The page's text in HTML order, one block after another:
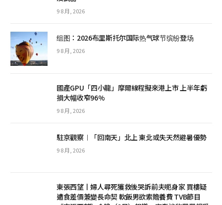
9 8 月, 2026
组图：2026布里斯托尔国际热气球节缤纷登场
9 8 月, 2026
國產GPU「四小龍」摩爾線程擬來港上市 上半年虧
損大幅收窄96%
9 8 月, 2026
駐京觀察︱「回南天」北上 東北或失天然避暑優勢
9 8 月, 2026
東張西望丨婦人尋死獲救後哭訴前夫呃身家 買樓疑
遭食差價兼變長命契 軟飯男欲索贍養費 TVB節目